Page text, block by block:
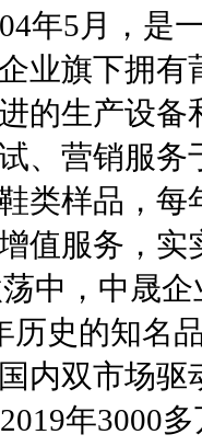
年5月，是
业旗下拥
的生产设
、营销服
类样品，
值服务，
，中晟企
历史的知名
内双市场驱
年3000